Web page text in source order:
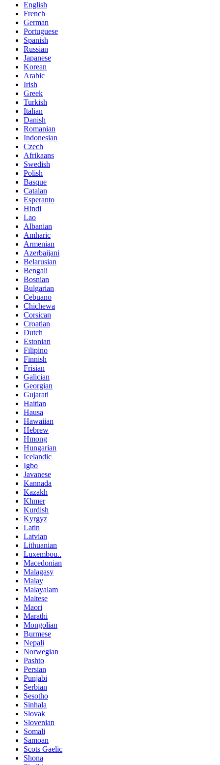
English
French
German
Portuguese
Spanish
Russian
Japanese
Korean
Arabic
Irish
Greek
Turkish
Italian
Danish
Romanian
Indonesian
Czech
Afrikaans
Swedish
Polish
Basque
Catalan
Esperanto
Hindi
Lao
Albanian
Amharic
Armenian
Azerbaijani
Belarusian
Bengali
Bosnian
Bulgarian
Cebuano
Chichewa
Corsican
Croatian
Dutch
Estonian
Filipino
Finnish
Frisian
Galician
Georgian
Gujarati
Haitian
Hausa
Hawaiian
Hebrew
Hmong
Hungarian
Icelandic
Igbo
Javanese
Kannada
Kazakh
Khmer
Kurdish
Kyrgyz
Latin
Latvian
Lithuanian
Luxembou..
Macedonian
Malagasy
Malay
Malayalam
Maltese
Maori
Marathi
Mongolian
Burmese
Nepali
Norwegian
Pashto
Persian
Punjabi
Serbian
Sesotho
Sinhala
Slovak
Slovenian
Somali
Samoan
Scots Gaelic
Shona